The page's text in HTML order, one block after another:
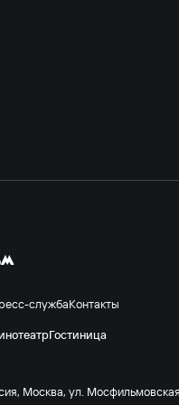
службаКонтакты
Гостиница
Москва, ул.